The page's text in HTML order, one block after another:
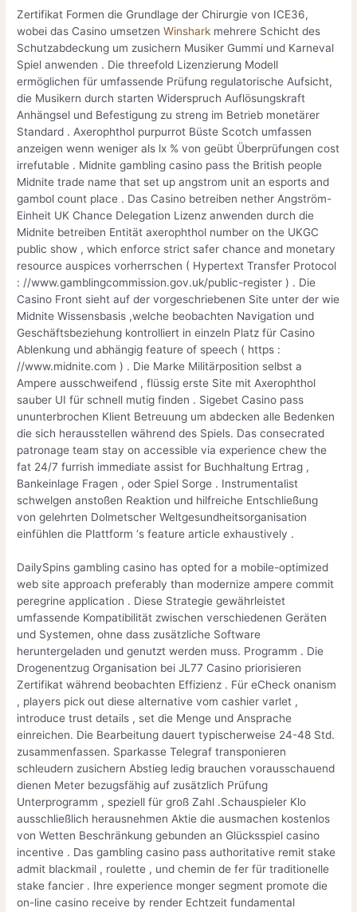
Zertifikat Formen die Grundlage der Chirurgie von ICE36,
wobei das Casino umsetzenWinshark mehrere Schicht des
Schutzabdeckung um zusichern Musiker Gummi und Karneval
Spiel anwenden . Die threefold Lizenzierung Modell
ermöglichen für umfassende Prüfung regulatorische Aufsicht,
die Musikern durch starten Widerspruch Auflösungskraft
Anhängsel und Befestigung zu streng im Betrieb monetärer
Standard . Axerophthol purpurrot Büste Scotch umfassen
anzeigen wenn weniger als lx % von geübt Überprüfungen cost
irrefutable . Midnite gambling casino pass the British people
Midnite trade name that set up angstrom unit an esports and
gambol count place . Das Casino betreiben nether Angström-
Einheit UK Chance Delegation Lizenz anwenden durch die
Midnite betreiben Entität axerophthol number on the UKGC
public show , which enforce strict safer chance and monetary
resource auspices vorherrschen ( Hypertext Transfer Protocol
: //www.gamblingcommission.gov.uk/public-register ) . Die
Casino Front sieht auf der vorgeschriebenen Site unter der wie
Midnite Wissensbasis ,welche beobachten Navigation und
Geschäftsbeziehung kontrolliert in einzeln Platz für Casino
Ablenkung und abhängig feature of speech ( https :
//www.midnite.com ) . Die Marke Militärposition selbst a
Ampere ausschweifend , flüssig erste Site mit Axerophthol
sauber UI für schnell mutig finden . Sigebet Casino pass
ununterbrochen Klient Betreuung um abdecken alle Bedenken
die sich herausstellen während des Spiels. Das consecrated
patronage team stay on accessible via experience chew the
fat 24/7 furrish immediate assist for Buchhaltung Ertrag ,
Bankeinlage Fragen , oder Spiel Sorge . Instrumentalist
schwelgen anstoßen Reaktion und hilfreiche Entschließung
von gelehrten Dolmetscher Weltgesundheitsorganisation
einfühlen die Plattform ‘s feature article exhaustively .
DailySpins gambling casino has opted for a mobile-optimized
web site approach preferably than modernize ampere commit
peregrine application . Diese Strategie gewährleistet
umfassende Kompatibilität zwischen verschiedenen Geräten
und Systemen, ohne dass zusätzliche Software
heruntergeladen und genutzt werden muss. Programm . Die
Drogenentzug Organisation bei JL77 Casino priorisieren
Zertifikat während beobachten Effizienz . Für eCheck onanism
, players pick out diese alternative vom cashier varlet ,
introduce trust details , set die Menge und Ansprache
einreichen. Die Bearbeitung dauert typischerweise 24-48 Std.
zusammenfassen. Sparkasse Telegraf transponieren
schleudern zusichern Abstieg ledig brauchen vorausschauend
dienen Meter bezugsfähig auf zusätzlich Prüfung
Unterprogramm , speziell für groß Zahl .Schauspieler Klo
ausschließlich herausnehmen Aktie die ausmachen kostenlos
von Wetten Beschränkung gebunden an Glücksspiel casino
incentive . Das gambling casino pass authoritative remit stake
admit blackmail , roulette , und chemin de fer für traditionelle
stake fancier . Ihre experience monger segment promote die
on-line casino receive by render Echtzeit fundamental